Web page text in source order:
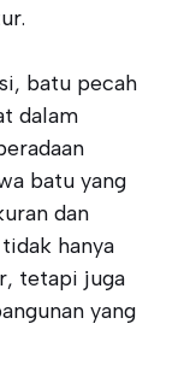
batu pecah
dalam
batu yang
dan
hanya
tetapi juga
yang